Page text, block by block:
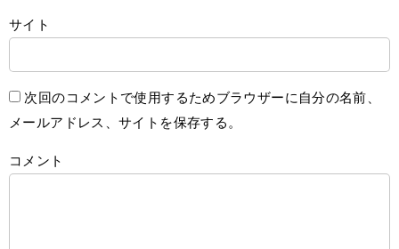
サイト
次回のコメントで使用するためブラウザーに自分の名前、
メールアドレス、サイトを保存する。
コメント